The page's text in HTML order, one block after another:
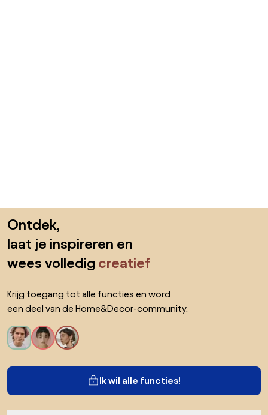
Ontdek,
laat je inspireren en
wees volledig creatief
Krijg toegang tot alle functies en word
een deel van de Home&Decor-community.
Ik wil alle functies!